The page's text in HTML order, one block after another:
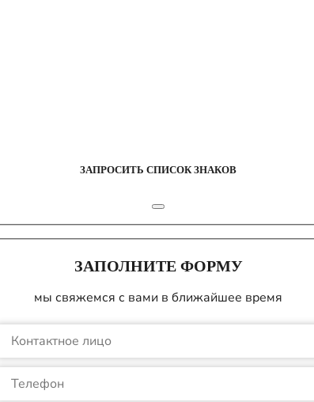
ЗАПРОСИТЬ СПИСОК ЗНАКОВ
ЗАПОЛНИТЕ ФОРМУ
мы свяжемся с вами в ближайшее время